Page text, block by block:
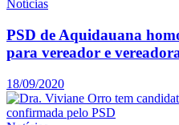
Notícias
PSD de Aquidauana
para vereador e
18/09/2020